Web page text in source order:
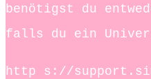
benötigst du
falls du ein
http s://